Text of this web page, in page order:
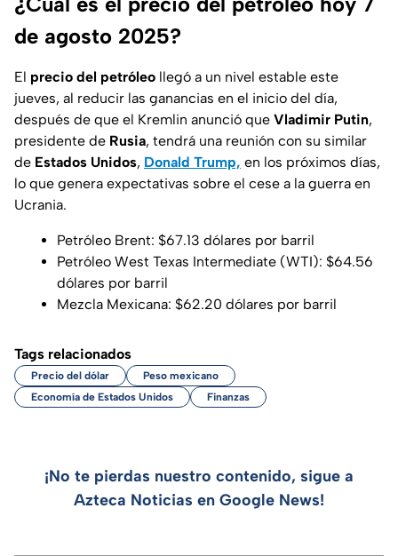
de agosto 2025?
El precio del petróleo llegó a un nivel estable este
jueves, al reducir las ganancias en el inicio del día,
después de que el Kremlin anunció que Vladimir Putin,
presidente de Rusia, tendrá una reunión con su similar
de Estados Unidos, Donald Trump, en los próximos días,
lo que genera expectativas sobre el cese a la guerra en
Ucrania.
Petróleo Brent: $67.13 dólares por barril
Petróleo West Texas Intermediate (WTI): $64.56
dólares por barril
Mezcla Mexicana: $62.20 dólares por barril
Tags relacionados
Precio del dólar
Peso mexicano
Economía de Estados Unidos
Finanzas
¡No te pierdas nuestro contenido, sigue a
Azteca Noticias en Google News!